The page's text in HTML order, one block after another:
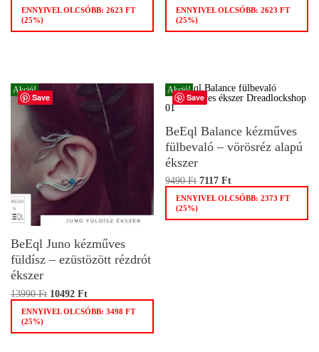
ENNYIVEL OLCSÓBB: 2623 FT
(25%)
ENNYIVEL OLCSÓBB:2623FT
(25%)
Save
Akció!
BeEql Juno kézműves
füldísz – ezüstözött rézdrót
ékszer
13990Ft 10492 Ft
ENNYIVEL OLCSÓBB: 3498 FT
(25%)
Save
Akció!
BeEql Balance kézműves
fülbevaló – vörösréz alapú
ékszer
9490Ft 7117Ft
ENNYIVEL OLCSÓBB:2373FT
(25%)